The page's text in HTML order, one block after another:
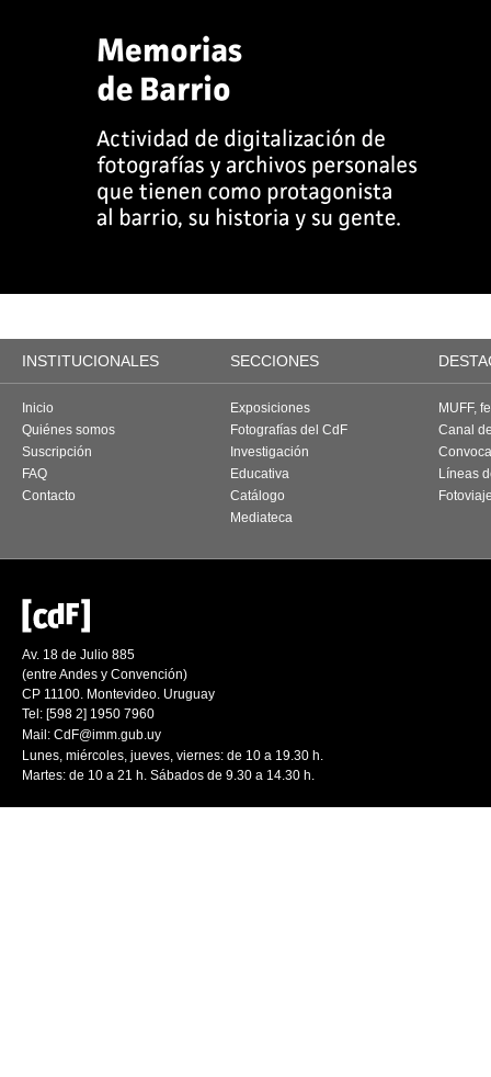
INSTITUCIONALES SECCIONES
Inicio
Quiénes somos
Suscripción
FAQ
Contacto
Exposiciones
Fotografías del CdF
Investigación
Educativa
Catálogo
Mediateca
MUFF,
Canal
Líneas
Av. 18 de Julio 885
(entre Andes y Convención)
CP 11100. Montevideo. Uruguay
Tel: [598 2] 1950 7960
Mail: CdF@imm.gub.uy
Lunes, miércoles, jueves, viernes: de 10 a 19.30 h.
Martes: de 10 a 21 h. Sábados de 9.30 a 14.30 h.